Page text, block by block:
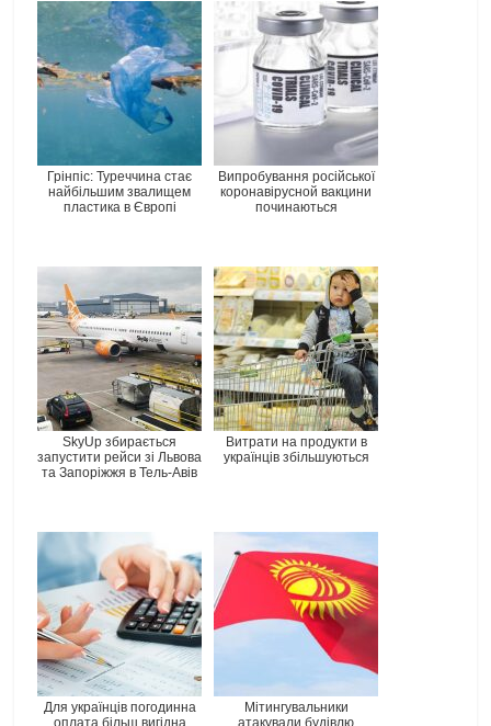
Грінпіс: Туреччина стає
найбільшим звалищем
пластика в Європі
Випробування російської
коронавірусной вакцини
починаються
SkyUp збирається
запустити рейси зі Львова
та Запоріжжя в Тель-Авів
Витрати на продукти в
українців збільшуються
Для українців погодинна
оплата більш вигідна
Мітингувальники
атакували будівлю